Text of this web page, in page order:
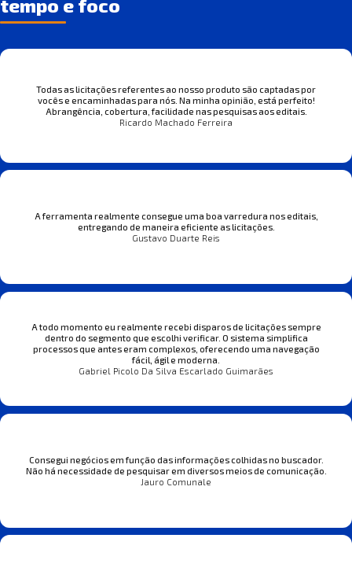
tempo e foco
Todas as licitações referentes ao nosso produto são captadas por
vocês e encaminhadas para nós. Na minha opinião, está perfeito!
Abrangência, cobertura, facilidade nas pesquisas aos editais.
Ricardo Machado Ferreira
A ferramenta realmente consegue uma boa varredura nos editais,
entregando de maneira eficiente as licitações.
Gustavo Duarte Reis
A todo momento eu realmente recebi disparos de licitações sempre
dentro do segmento que escolhi verificar. O sistema simplifica
processos que antes eram complexos, oferecendo uma navegação
fácil, ágil e moderna.
Gabriel Picolo Da Silva Escarlado Guimarães
Consegui negócios em função das informações colhidas no buscador.
Não há necessidade de pesquisar em diversos meios de comunicação.
Jauro Comunale